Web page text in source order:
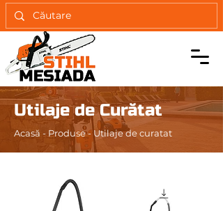
Utilaje de Curătat
Acasă - Produse- Utilaje de curatat